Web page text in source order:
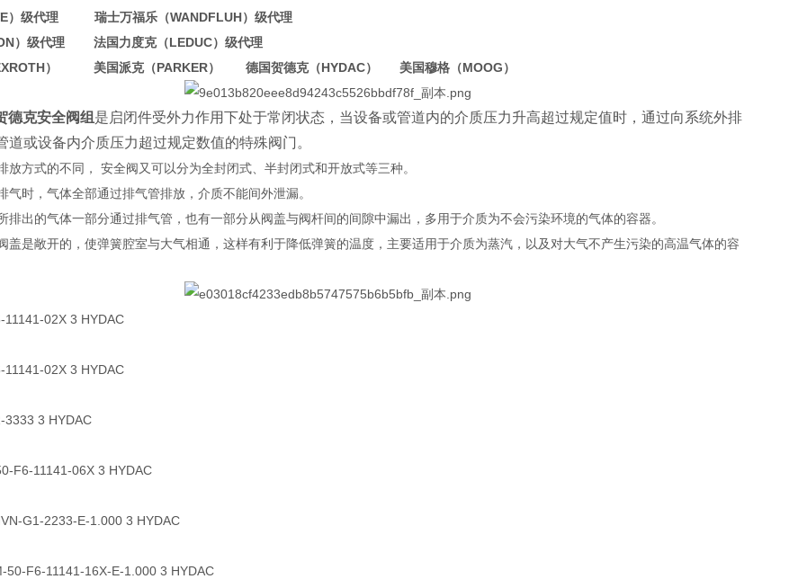
）级代理 瑞士万福乐（WANDFLUH）级代理
）级代理 法国力度克（LEDUC）级代理
） 美国派克（PARKER） 德国贺德克（HYDAC） 美国穆格（MOOG）
德克安全阀组 是启闭件受外力作用下处于常闭状态，当设备或管道内的介质压力升高超过规定值时，通过向系统外排
道或设备内介质压力超过规定数值的特殊阀门。
放方式的不同， 安全阀又可以分为全封闭式、半封闭式和开放式等三种。
气时，气体全部通过排气管排放，介质不能间外泄漏。
排出的气体一部分通过排气管，也有一部分从阀盖与阀杆间的间隙中漏出，多用于介质为不会污染环境的气体的容器。
盖是敞开的，使弹簧腔室与大气相通，这样有利于降低弹簧的温度，主要适用于介质为蒸汽，以及对大气不产生污染的高温气体的容
11141-02X 3 HYDAC
11141-02X 3 HYDAC
3333 3 HYDAC
F6-11141-06X 3 HYDAC
G1-2233-E-1.000 3 HYDAC
50-F6-11141-16X-E-1.000 3 HYDAC